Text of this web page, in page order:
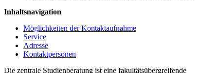
Inhaltsnavigation
Möglichkeiten der Kontaktaufnahme
Service
Adresse
Kontaktpersonen
Die zentrale Studienberatung ist eine fakultätsübergreifende